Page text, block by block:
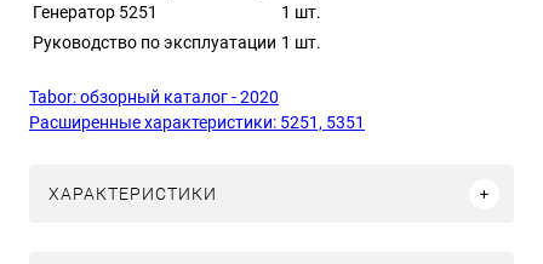
Генератор 5251
1 шт.
Руководство по эксплуатации 1 шт.
Tabor: обзорный каталог - 2020
Расширенные характеристики: 5251, 5351
ХАРАКТЕРИСТИКИ